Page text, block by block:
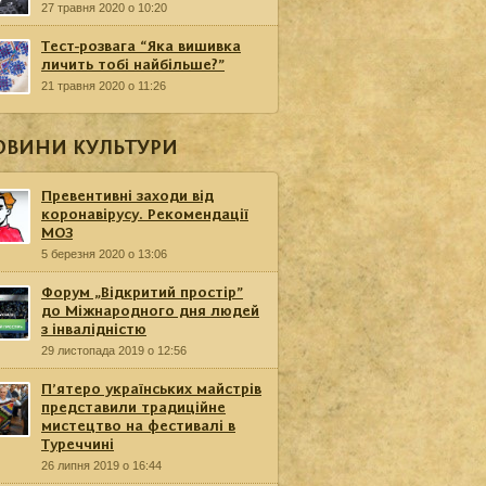
27 травня 2020 о 10:20
Тест-розвага “Яка вишивка
личить тобі найбільше?”
21 травня 2020 о 11:26
КУЛЬТУРИ
Превентивні заходи від
коронавірусу. Рекомендації
МОЗ
5 березня 2020 о 13:06
Форум „Відкритий простір”
до Міжнародного дня людей
з інвалідністю
29 листопада 2019 о 12:56
П’ятеро українських майстрів
представили традиційне
мистецтво на фестивалі в
Туреччині
26 липня 2019 о 16:44